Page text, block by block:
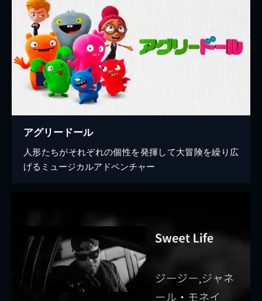
アグリードール
人形たちがそれぞれの個性を発揮して大冒険を繰り広
げるミュージカルアドベンチャー